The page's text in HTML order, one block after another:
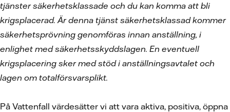
tjänster säkerhetsklassade och du kan komma att bli
krigsplacerad. Är denna tjänst säkerhetsklassad kommer
säkerhetsprövning genomföras innan anställning, i
enlighet med säkerhetsskyddslagen. En eventuell
krigsplacering sker med stöd i anställningsavtalet och
lagen om totalförsvarsplikt.
På Vattenfall värdesätter vi att vara aktiva, positiva, öppna